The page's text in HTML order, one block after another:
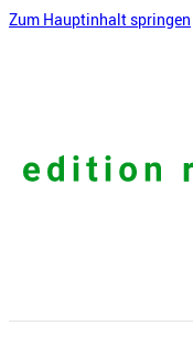
Zum Hauptinhalt springen